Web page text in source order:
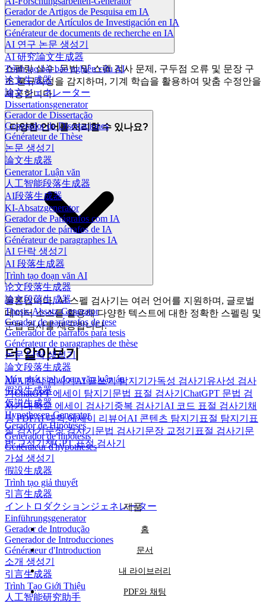
Gerador de Artigos de Pesquisa em IA
Generador de Artículos de Investigación en IA
Générateur de documents de recherche en IA
AI 연구 논문 생성기
AI 研究論文生成器
Trình tạo bài báo nghiên cứu AI
论文生成器
論文ジェネレーター
Dissertationsgenerator
Gerador de Dissertação
Generador de Disertaciones
Générateur de Thèse
논문 생성기
論文生成器
Generator Luận văn
人工智能段落生成器
AI段落生成器
KI-Absatzgenerator
Gerador de Parágrafos com IA
Generador de párrafos de IA
Générateur de paragraphes IA
AI 단락 생성기
AI 段落生成器
Trình tạo đoạn văn AI
论文段落生成器
論文段落生成器
Thesis-Absatz-Generator
Gerador de parágrafos de tese
Generador de párrafos para tesis
Générateur de paragraphes de thèse
논문 단락 생성기
論文段落生成器
Máy phát sinh đoạn văn luận án
假设生成器
仮説生成器
Hypothesen-Generator
Gerador de Hipóteses
Generador de hipótesis
Générateur d'hypothèses
가설 생성기
假設生成器
Trình tạo giả thuyết
引言生成器
イントロダクションジェネレーター
Einführungsgenerator
Gerador de Introdução
Generador de Introducciones
Générateur d'Introduction
소개 생성기
引言生成器
Trình Tạo Giới Thiệu
人工智能研究助手
스펠링 실수, 문법 및 스펠 검사 문제, 구두점 오류 및 문장 구
조 불규칙성을 감지하며, 기계 학습을 활용하여 맞춤 수정안을
제공합니다.
다양한 언어를 처리할 수 있나요?
물론입니다, AI 스펠 검사기는 여러 언어를 지원하며, 글로벌
데이터 소스를 활용해 다양한 텍스트에 대한 정확한 스펠링 및
문법 검사를 제공합니다.
더 알아보기
APA 형식 검사기AI 글쓰기 탐지기 가독성 검사기 유사성 검사
기ChatGPT 에세이 탐지기 문법 표절 검사기 ChatGPT 문법 검
사기대학교 에세이 검사기 중복 검사기 AI 코드 표절 검사기 채
팅 PDFAI 대학 에세이 리뷰어 AI 콘텐츠 탐지기 표절 탐지기 표
절 검사기문장 검사기 문법 검사기 문장 교정기 표절 검사기 문
법 교정기챗GPT 표절 검사기
제품
홈
문서
내 라이브러리
PDF와 채팅